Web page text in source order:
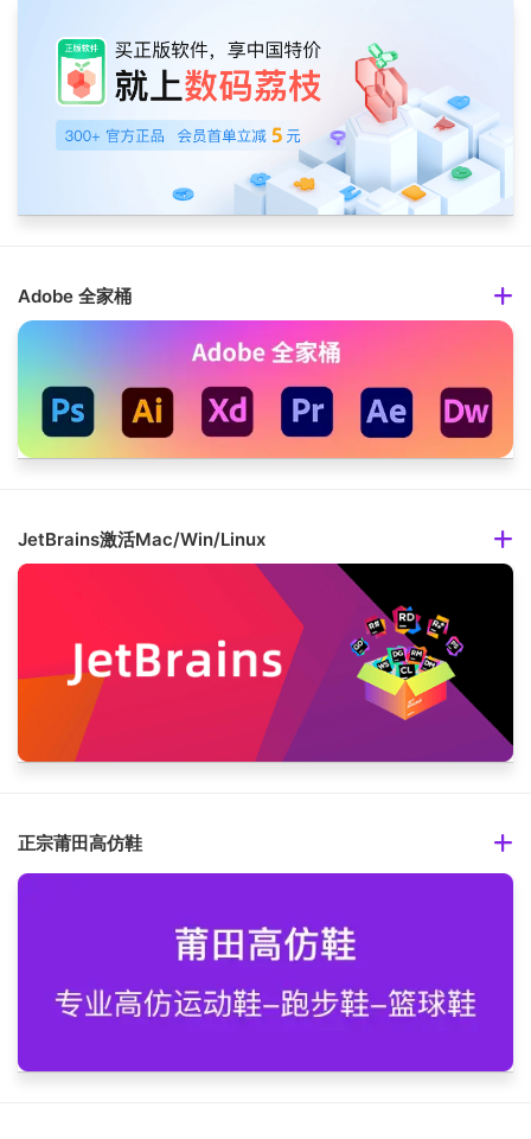
Adobe 全家桶
JetBrains激活Mac/Win/Linux
正宗莆田高仿鞋